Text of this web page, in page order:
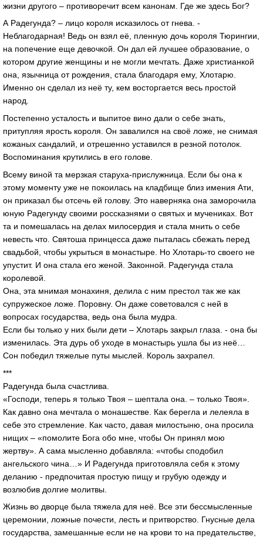
жизни другого – противоречит всем канонам. Где же здесь Бог?
А Радегунда? – лицо короля исказилось от гнева. -
Неблагодарная! Ведь он взял её, пленную дочь короля Тюрингии,
на попечение еще девочкой. Он дал ей лучшее образование, о
котором другие женщины и не могли мечтать. Даже христианкой
она, язычница от рождения, стала благодаря ему, Хлотарю.
Именно он сделал из неё ту, кем восторгается весь простой
народ.
Постепенно усталость и выпитое вино дали о себе знать,
притупляя ярость короля. Он завалился на своё ложе, не снимая
кожаных сандалий, и отрешенно уставился в резной потолок.
Воспоминания крутились в его голове.
Всему виной та мерзкая старуха-прислужница. Если бы она к
этому моменту уже не покоилась на кладбище близ имения Ати,
он приказал бы отсечь ей голову. Это наверняка она заморочила
юную Радегунду своими россказнями о святых и мучениках. Вот
та и помешалась на делах милосердия и стала мнить о себе
невесть что. Святоша принцесса даже пыталась сбежать перед
свадьбой, чтобы укрыться в монастыре. Но Хлотарь-то своего не
упустит. И она стала его женой. Законной. Радегунда стала
королевой.
Она, эта мнимая монахиня, делила с ним престол так же как
супружеское ложе. Поровну. Он даже советовался с ней в
вопросах государства, ведь она была мудра.
Если бы только у них были дети – Хлотарь закрыл глаза. - она бы
изменилась. Эта дурь об уходе в монастырь ушла бы из неё…
Сон победил тяжелые путы мыслей. Король захрапел.
***
Радегунда была счастлива.
«Господи, теперь я только Твоя – шептала она. – только Твоя».
Как давно она мечтала о монашестве. Как берегла и лелеяла в
себе это стремление. Как часто, давая милостыню, она просила
нищих – «помолите Бога обо мне, чтобы Он принял мою
жертву». А сама мысленно добавляла: «чтобы сподобил
ангельского чина…» И Радегунда приготовляла себя к этому
деланию - предпочитая простую пищу и грубую одежду и
возлюбив долгие молитвы.
Жизнь во дворце была тяжела для неё. Все эти бессмысленные
церемонии, ложные почести, лесть и притворство. Гнусные дела
государства, замешанные если не на крови то на предательстве,